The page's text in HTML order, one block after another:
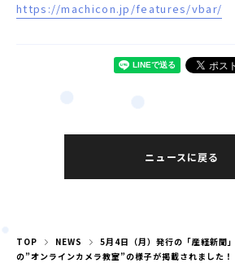
婚活パーティー（東京）
PRIVACY POLICY
https://machicon.jp/features/vbar/
ニュースに戻る
TOP NEWS
5月4日（月）発行の「産経新聞
の”オンラインカメラ教室”の様子が掲載されました！